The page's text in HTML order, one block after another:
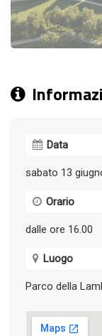
Data
sabato 13
Orario
dalle ore 16.00
Luogo
Parco della